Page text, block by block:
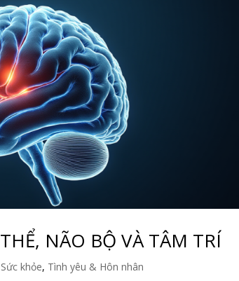
NÃO BỘ VÀ TÂM TRÍ
Sức khỏe, Tình yêu & Hôn nhân